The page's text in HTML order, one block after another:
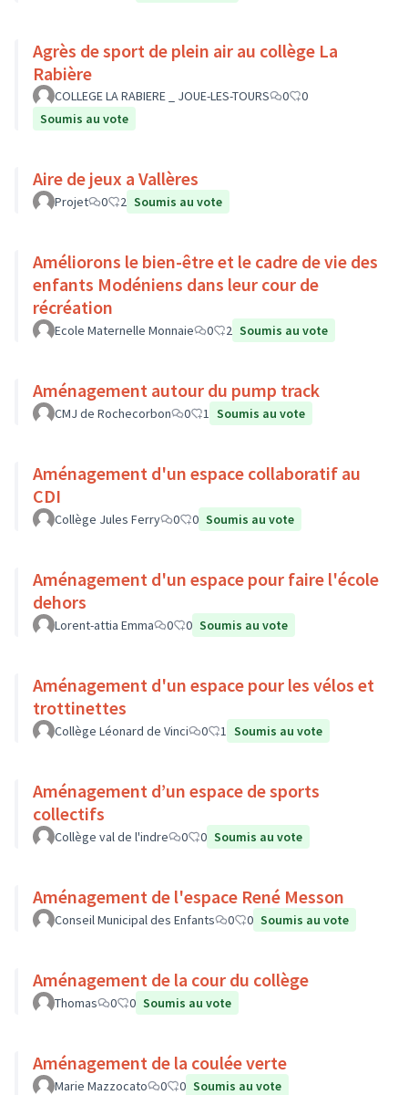
Agrès de sport de plein air au collège La
Rabière
COLLEGE LA RABIERE _ JOUE-LES-TOURS 0
0
Soumis au vote
Aire de jeux a Vallères
Projet 0 2 Soumis au vote
Améliorons le bien-être et le cadre de vie des
enfants Modéniens dans leur cour de
récréation
Ecole Maternelle Monnaie 0 2 Soumis au vote
Aménagement autour du pump track
CMJ de Rochecorbon 0 1 Soumis au vote
Aménagement d'un espace collaboratif au
CDI
Collège Jules Ferry 0 0 Soumis au vote
Aménagement d'un espace pour faire l'école
dehors
Lorent-attia Emma 0 0 Soumis au vote
Aménagement d'un espace pour les vélos et
trottinettes
Collège Léonard de Vinci 0 1 Soumis au vote
Aménagement d’un espace de sports
collectifs
Collège val de l'indre 0 0 Soumis au vote
Aménagement de l'espace René Messon
Conseil Municipal des Enfants 0 0 Soumis au vote
Aménagement de la cour du collège
Thomas 0 0 Soumis au vote
Aménagement de la coulée verte
Marie Mazzocato 0 0 Soumis au vote